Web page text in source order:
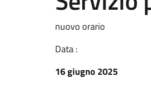
nuovo orario
Data :
16 giugno 2025